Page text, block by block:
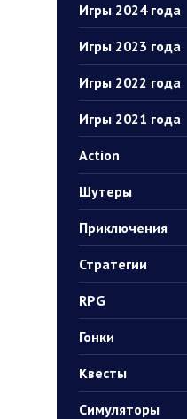
Игры 2024 года
Игры 2023 года
Игры 2022 года
Игры 2021 года
Action
Шутеры
Приключения
Стратегии
RPG
Гонки
Квесты
Симуляторы